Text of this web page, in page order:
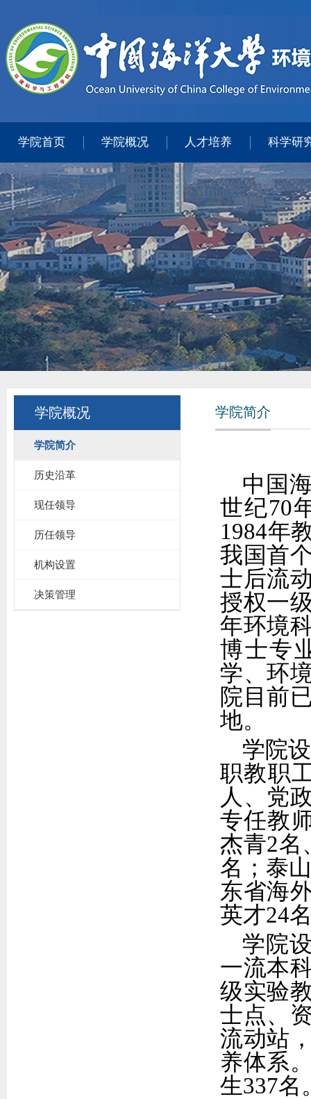
学院首页 学院概况 人才培养 科学研
学院概况
学院简介
历史沿革
现任领导
历任领导
机构设置
决策管理
学院简介
中国
世纪70
1984年
我国首
士后流
授权一
年环境
博士专
学、环
院目前
地。
学院
职教职
人、党
专任教
杰青2名
名；泰
东省海
英才24
学院
一流本
级实验
士点、
流动站
养体系
生337名